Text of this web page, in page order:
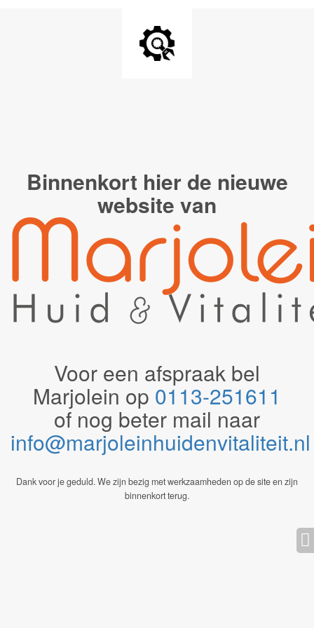
Binnenkort hier de nieuwe
website van
Voor een afspraak bel
Marjolein op 0113-251611
of nog beter mail naar
Dank voor je geduld. We zijn bezig met werkzaamheden op de site en zijn
binnenkort terug.